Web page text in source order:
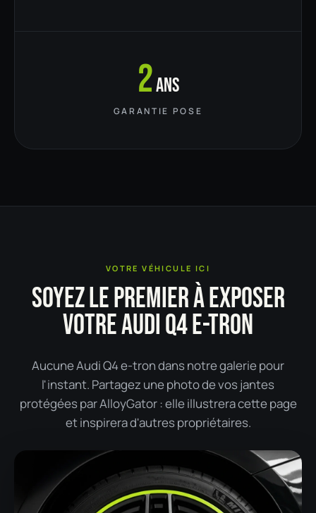
2ans
GARANTIE POSE
VOTRE VÉHICULE ICI
SOYEZ LE PREMIER À EXPOSER
VOTRE AUDI Q4 E-TRON
Aucune Audi Q4 e-tron dans notre galerie pour
l'instant. Partagez une photo de vos jantes
protégées par AlloyGator : elle illustrera cette page
et inspirera d'autres propriétaires.